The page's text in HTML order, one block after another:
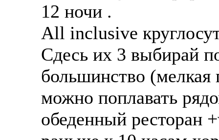
12 ночи .
All inclusive
Сдесь их 3 выбирай
большинство (мелкая
можно поплавать
обеденный ресторан